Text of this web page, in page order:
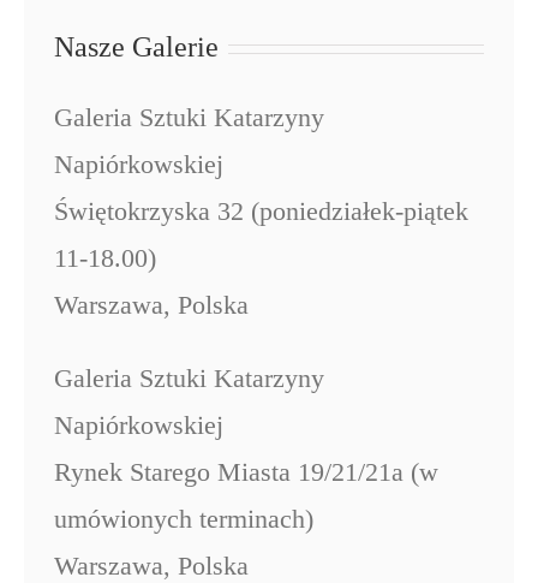
Nasze Galerie
Galeria Sztuki Katarzyny
Napiórkowskiej
Świętokrzyska 32 (poniedziałek-piątek
11-18.00)
Warszawa, Polska
Galeria Sztuki Katarzyny
Napiórkowskiej
Rynek Starego Miasta 19/21/21a (w
umówionych terminach)
Warszawa, Polska